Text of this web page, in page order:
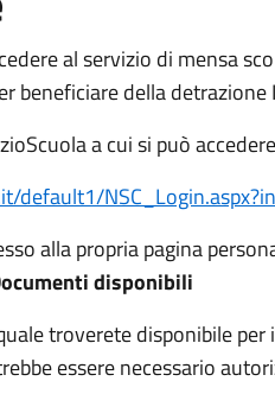
al servizio di mensa
beneficiare della detrazione
a cui si può
default1/
alla propria pagina
disponibili
troverete disponibile
essere necessario